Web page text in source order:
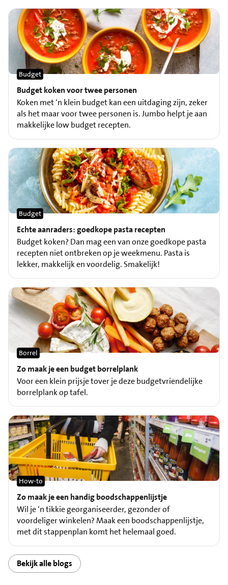
Budget koken voor twee personen
Budget
Koken met ‘n klein budget kan een uitdaging zijn, zeker
als het maar voor twee personen is. Jumbo helpt je aan
makkelijke low budget recepten.
Echte aanraders: goedkope pasta recepten
Budget
Budget koken? Dan mag een van onze goedkope pasta
recepten niet ontbreken op je weekmenu. Pasta is
lekker, makkelijk en voordelig. Smakelijk!
Zo maak je een budget borrelplank
Borrel
Voor een klein prijsje tover je deze budgetvriendelijke
borrelplank op tafel.
Zo maak je een handig boodschappenlijstje
How-to
Wil je ‘n tikkie georganiseerder, gezonder of
voordeliger winkelen? Maak een boodschappenlijstje,
met dit stappenplan komt het helemaal goed.
Bekijk alle blogs